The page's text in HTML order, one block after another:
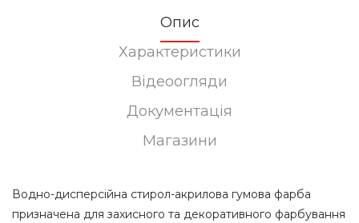
Опис
Характеристики
Відеоогляди
Документація
Магазини
Водно-дисперсійна стирол-акрилова гумова фарба
призначена для захисного та декоративного фарбування